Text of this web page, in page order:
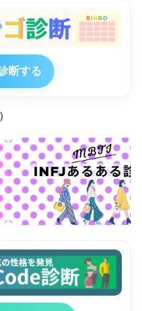
断する